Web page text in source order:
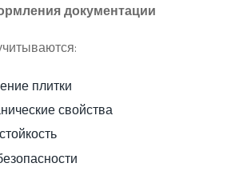
документации
плитки
свойства